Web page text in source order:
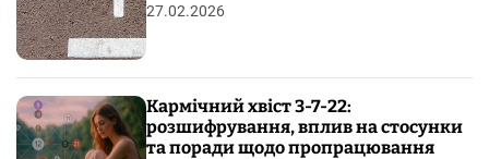
27.02.2026
Кармічний хвіст 3-7-22:
розшифрування, вплив на стосунки
та поради щодо пропрацювання